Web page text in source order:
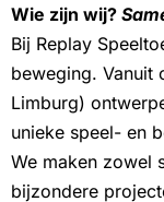
Wie zijn wij?
Bij Replay
beweging. Vanuit
Limburg)
unieke speel- en
We maken zowel
bijzondere